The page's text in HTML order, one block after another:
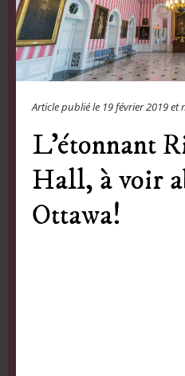
Article publié le 19 février 2019et
L’étonnant
Hall, à voir
Ottawa!